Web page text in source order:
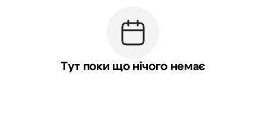
Тут поки що нічого немає